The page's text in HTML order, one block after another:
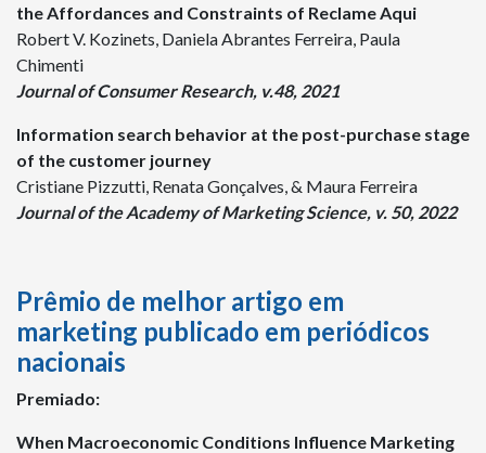
the Affordances and Constraints of Reclame Aqui
Robert V. Kozinets, Daniela Abrantes Ferreira, Paula
Chimenti
Journal of Consumer Research, v.48, 2021
Information search behavior at the post-purchase stage
of the customer journey
Cristiane Pizzutti, Renata Gonçalves, & Maura Ferreira
Journal of the Academy of Marketing Science, v. 50, 2022
Prêmio de melhor artigo em
marketing publicado em periódicos
nacionais
Premiado:
When Macroeconomic Conditions Influence Marketing